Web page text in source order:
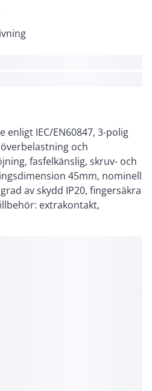
IEC/EN60847, 3-polig
och
fasfelkänslig, skruv- och
45mm, nominell
av skydd IP20, fingersäkra
extrakontakt,